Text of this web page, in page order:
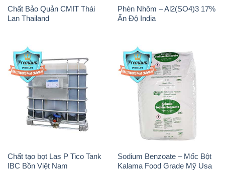
Chất tạo bọt Las P Tico Tank
IBC Bồn Việt Nam
Sodium Benzoate – Mốc Bột
Kalama Food Grade Mỹ Usa